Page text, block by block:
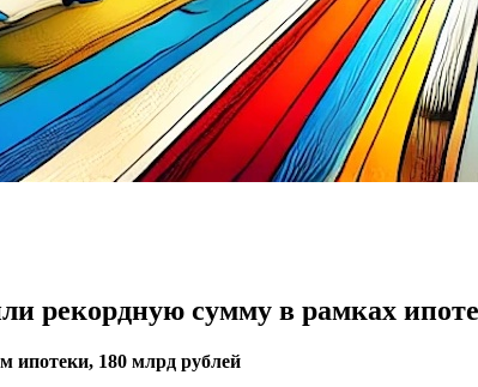
рекордную сумму в рамках
ипотеки, 180 млрд рублей